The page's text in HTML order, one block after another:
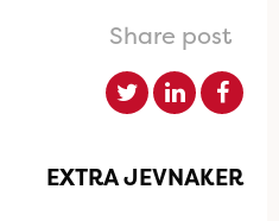
Share post
EXTRA JEVNAKER